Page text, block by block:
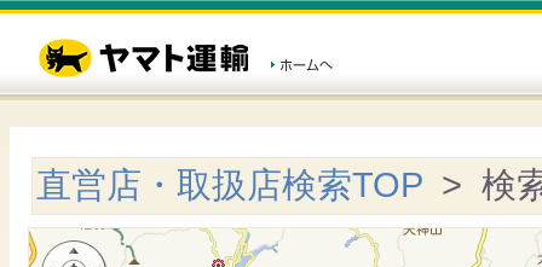
直営店・取扱店検索TOP > 検